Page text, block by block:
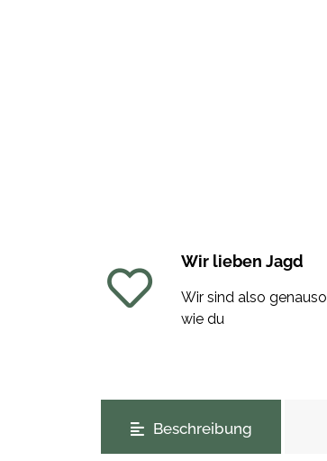
Wir lieben Jagd
Wir sind also genauso
wie du
Beschreibung